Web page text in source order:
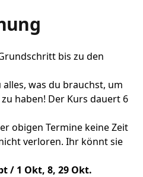
bis zu den
was du brauchst, um
haben! Der Kurs dauert 6
obigen Termine keine Zeit
verloren. Ihr könnt sie
/ 1 Okt, 8, 29 Okt.